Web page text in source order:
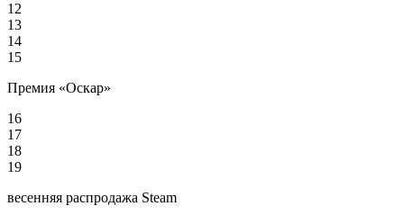
12
13
14
15
Премия «Оскар»
16
17
18
19
весенняя распродажа Steam